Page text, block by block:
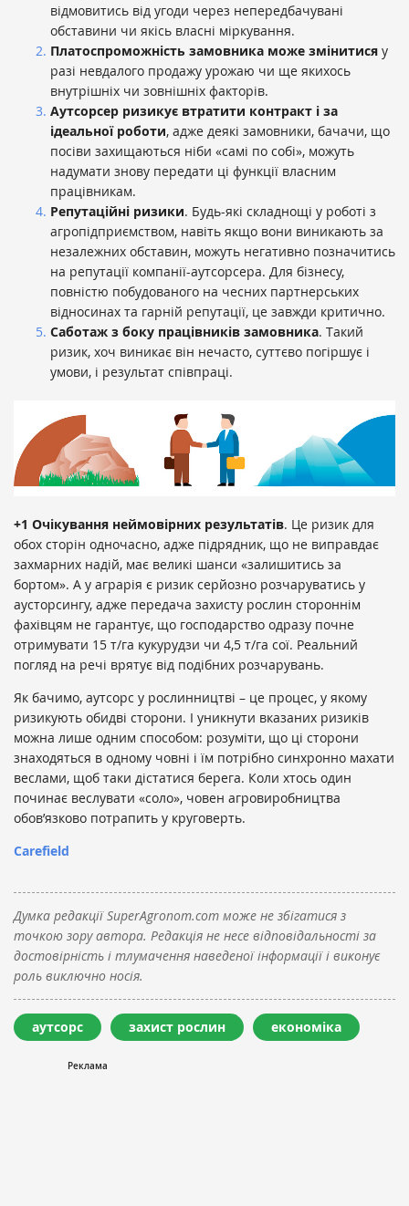
відмовитись від угоди через непередбачувані
обставини чи якісь власні міркування.
Платоспроможність замовника може змінитися у
разі невдалого продажу урожаю чи ще якихось
внутрішніх чи зовнішніх факторів.
Аутсорсер ризикує втратити контракт і за
ідеальної роботи, адже деякі замовники, бачачи, що
посіви захищаються ніби «самі по собі», можуть
надумати знову передати ці функції власним
працівникам.
Репутаційні ризики. Будь-які складнощі у роботі з
агропідприємством, навіть якщо вони виникають за
незалежних обставин, можуть негативно позначитись
на репутації компанії-аутсорсера. Для бізнесу,
повністю побудованого на чесних партнерських
відносинах та гарній репутації, це завжди критично.
Саботаж з боку працівників замовника. Такий
ризик, хоч виникає він нечасто, суттєво погіршує і
умови, і результат співпраці.
+1 Очікування неймовірних результатів. Це ризик для
обох сторін одночасно, адже підрядник, що не виправдає
захмарних надій, має великі шанси «залишитись за
бортом». А у аграрія є ризик серйозно розчаруватись у
аусторсингу, адже передача захисту рослин стороннім
фахівцям не гарантує, що господарство одразу почне
отримувати 15 т/га кукурудзи чи 4,5 т/га сої. Реальний
погляд на речі врятує від подібних розчарувань.
Як бачимо, аутсорс у рослинництві – це процес, у якому
ризикують обидві сторони. І уникнути вказаних ризиків
можна лише одним способом: розуміти, що ці сторони
знаходяться в одному човні і їм потрібно синхронно махати
веслами, щоб таки дістатися берега. Коли хтось один
починає веслувати «соло», човен агровиробництва
обов’язково потрапить у круговерть.
Сarefield
Думка редакції SuperAgronom.com може не збігатися з
точкою зору автора. Редакція не несе відповідальності за
достовірність і тлумачення наведеної інформації і виконує
роль виключно носія.
аутсорс захист рослин економіка